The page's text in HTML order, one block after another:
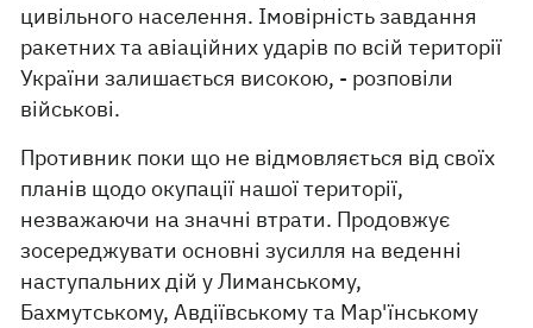
цивільного населення. Імовірність завдання
ракетних та авіаційних ударів по всій території
України залишається високою, - розповіли
військові.
Противник поки що не відмовляється від своїх
планів щодо окупації нашої території,
незважаючи на значні втрати. Продовжує
зосереджувати основні зусилля на веденні
наступальних дій у Лиманському,
Бахмутському, Авдіївському та Мар'їнському